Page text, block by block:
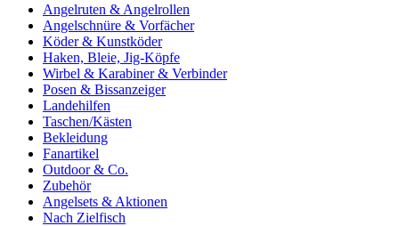
Angelruten & Angelrollen
Angelschnüre & Vorfächer
Köder & Kunstköder
Haken, Bleie, Jig-Köpfe
Wirbel & Karabiner & Verbinder
Posen & Bissanzeiger
Landehilfen
Taschen/Kästen
Bekleidung
Fanartikel
Outdoor & Co.
Zubehör
Angelsets & Aktionen
Nach Zielfisch